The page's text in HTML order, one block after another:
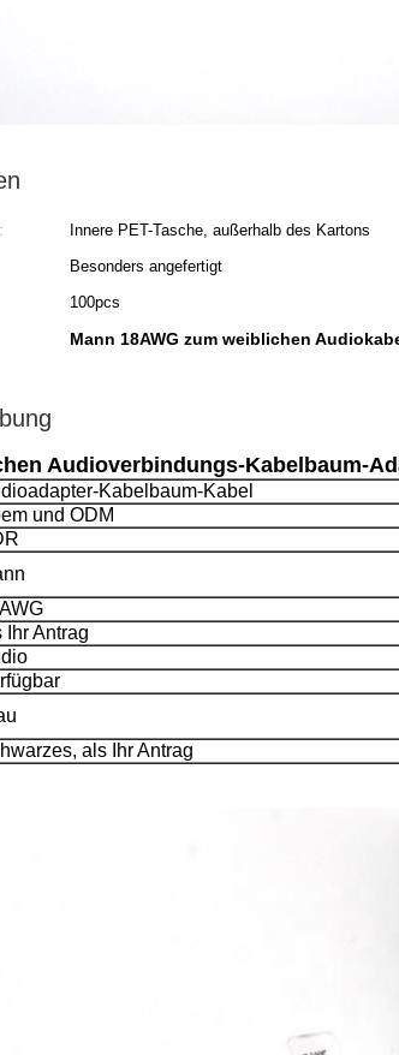
Innere PET-Tasche, außerhalb des Kartons
Besonders angefertigt
100pcs
Mann 18AWG zum weiblichen
Audioverbindungs-Kabelbaum-
Kabelbaum-Kabel
und ODM
Ihr Antrag
als Ihr Antrag